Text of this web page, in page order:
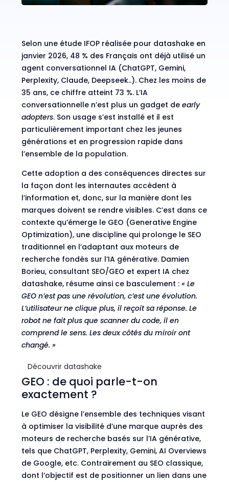
Selon une étude IFOP réalisée pour datashake en
janvier 2026, 48 % des Français ont déjà utilisé un
agent conversationnel IA (ChatGPT, Gemini,
Perplexity, Claude, Deepseek..). Chez les moins de
35 ans, ce chiffre atteint 73 %. L’IA
conversationnelle n’est plus un gadget de early
adopters. Son usage s’est installé et il est
particulièrement important chez les jeunes
générations et en progression rapide dans
l’ensemble de la population.
Cette adoption a des conséquences directes sur
la façon dont les internautes accèdent à
l’information et, donc, sur la manière dont les
marques doivent se rendre visibles. C’est dans ce
contexte qu’émerge le GEO (Generative Engine
Optimization), une discipline qui prolonge le SEO
traditionnel en l’adaptant aux moteurs de
recherche fondés sur l’IA générative. Damien
Borieu, consultant SEO/GEO et expert IA chez
datashake, résume ainsi ce basculement : « Le
GEO n’est pas une révolution, c’est une évolution.
L’utilisateur ne clique plus, il reçoit sa réponse. Le
robot ne fait plus que scanner du code, il en
comprend le sens. Les deux côtés du miroir ont
changé. »
Découvrir datashake
GEO : de quoi parle-t-on
exactement ?
Le GEO désigne l’ensemble des techniques visant
à optimiser la visibilité d’une marque auprès des
moteurs de recherche basés sur l’IA générative,
tels que ChatGPT, Perplexity, Gemini, AI Overviews
de Google, etc. Contrairement au SEO classique,
dont l’objectif est de positionner un lien dans une